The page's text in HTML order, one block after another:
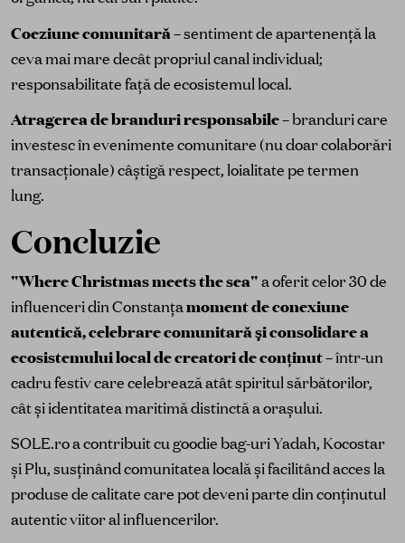
Coeziune comunitară– sentiment de apartenență la
ceva mai mare decât propriul canal individual;
responsabilitate față de ecosistemul local.
Atragerea de branduri responsabile– branduri care
investesc în evenimente comunitare (nu doar colaborări
transacționale) câștigă respect, loialitate pe termen
lung.
Concluzie
"Where Christmas meets the sea"a oferit celor 30 de
influenceri din Constanțamoment de conexiune
autentică, celebrare comunitară și consolidare a
ecosistemului local de creatori de conținut– într-un
cadru festiv care celebrează atât spiritul sărbătorilor,
cât și identitatea maritimă distinctă a orașului.
SOLE.ro a contribuit cu goodie bag-uri Yadah, Kocostar
și Plu, susținând comunitatea locală și facilitând acces la
produse de calitate care pot deveni parte din conținutul
autentic viitor al influencerilor.